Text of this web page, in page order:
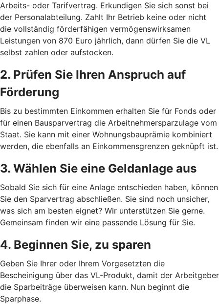
Arbeits- oder Tarifvertrag. Erkundigen Sie sich sonst bei
der Personalabteilung. Zahlt Ihr Betrieb keine oder nicht
die vollständig förderfähigen vermögenswirksamen
Leistungen von 870 Euro jährlich, dann dürfen Sie die VL
selbst zahlen oder aufstocken.
2. Prüfen Sie Ihren Anspruch auf
Förderung
Bis zu bestimmten Einkommen erhalten Sie für Fonds oder
für einen Bausparvertrag die Arbeitnehmersparzulage vom
Staat. Sie kann mit einer Wohnungsbauprämie kombiniert
werden, die ebenfalls an Einkommensgrenzen geknüpft ist.
3. Wählen Sie eine Geldanlage aus
Sobald Sie sich für eine Anlage entschieden haben, können
Sie den Sparvertrag abschließen. Sie sind noch unsicher,
was sich am besten eignet? Wir unterstützen Sie gerne.
Gemeinsam finden wir eine passende Lösung für Sie.
4. Beginnen Sie, zu sparen
Geben Sie Ihrer oder Ihrem Vorgesetzten die
Bescheinigung über das VL-Produkt, damit der Arbeitgeber
die Sparbeiträge überweisen kann. Nun beginnt die
Sparphase.